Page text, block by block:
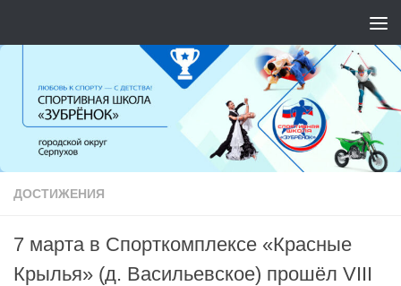
ДОСТИЖЕНИЯ
7 марта в Спорткомплексе «Красные
Крылья» (д. Васильевское) прошёл VIII